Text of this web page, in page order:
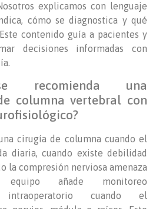
explicamos con lenguaje
cómo se diagnostica y qué
contenido guía a pacientes y
decisiones informadas con
recomienda una
columna vertebral con
cirugía de columna cuando el
diaria, cuando existe debilidad
la compresión nerviosa amenaza
añade monitoreo
intraoperatorio cuando el